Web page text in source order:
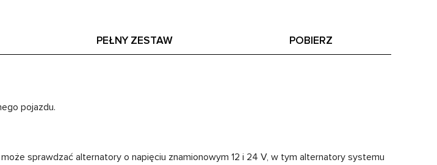
PEŁNY ZESTAW POBIERZ
pojazdu.
sprawdzać alternatory o napięciu znamionowym 12 i 24 V, w tym alternatory systemu